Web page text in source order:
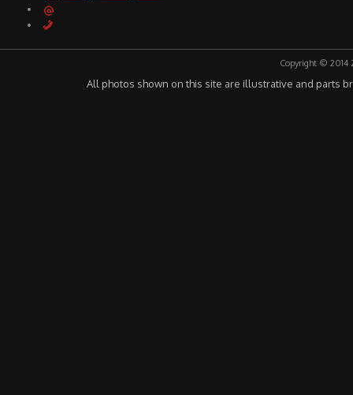
Copyright © 2014
All photos shown on this site are illustrative and parts